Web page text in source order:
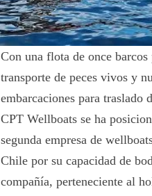
Con una flota de once barcos
transporte de peces vivos y
embarcaciones para traslado
CPT Wellboats se ha
segunda empresa de
Chile por su capacidad de
compañía, perteneciente al